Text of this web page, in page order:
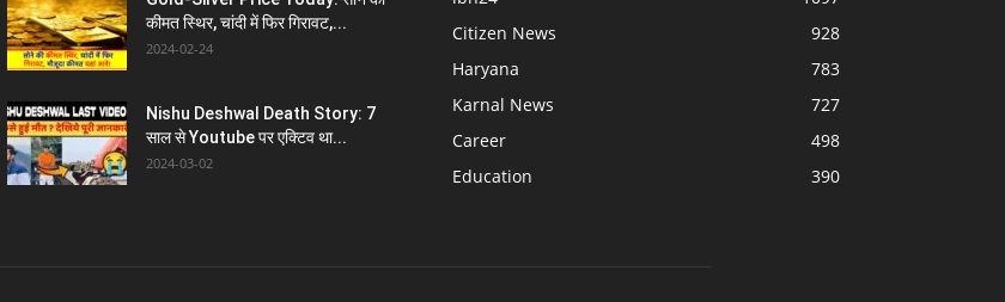
कीमत स्थिर, चांदी में फिर गिरावट,...
2024-02-24
Nishu Deshwal Death Story: 7
साल से Youtube पर एक्टिव था...
2024-03-02
Citizen News
928
Haryana
783
Karnal News
727
Career
498
Education
390